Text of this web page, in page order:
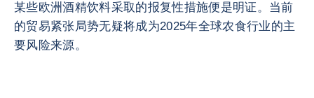
某些欧洲酒精饮料采取的报复性措施便是明证。当前
的贸易紧张局势无疑将成为2025年全球农食行业的主
要风险来源。